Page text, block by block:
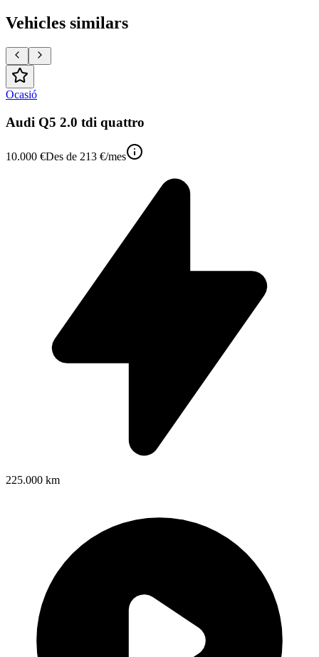
Vehicles similars
Ocasió
Audi Q5 2.0 tdi quattro
10.000 €Des de 213 €/mes
225.000 km